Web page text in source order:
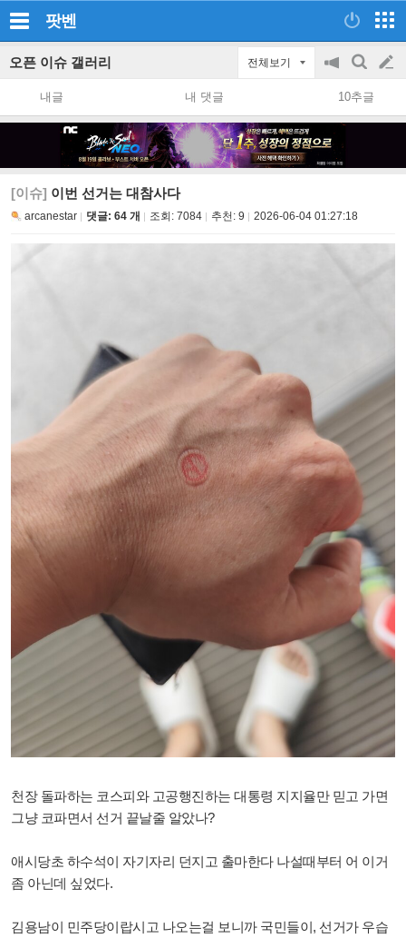
팟벤
오픈 이슈 갤러리 전체보기
공
지
on/off
검
색
글
쓰
내글 내 댓글 10추글
[이슈] 이번 선거는 대참사다
arcanestar 댓글: 64 개 조회: 7084 추천: 9 2026-06-04 01:27:18
천장 돌파하는 코스피와 고공행진하는 대통령 지지율만 믿고 가면
그냥 코파면서 선거 끝날줄 알았나?
애시당초 하수석이 자기자리 던지고 출마한다 나설때부터 어 이거
좀 아닌데 싶었다.
김용남이 민주당이랍시고 나오는걸 보니까 국민들이, 선거가 우습